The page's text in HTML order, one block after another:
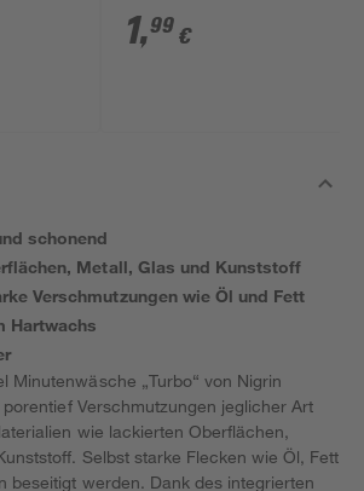
1,99 €
schonend
Metall, Glas und Kunststoff
Verschmutzungen wie Öl und Fett
Hartwachs
Minutenwäsche „Turbo“ von Nigrin
Verschmutzungen jeglicher Art
wie lackierten Oberflächen,
Selbst starke Flecken wie Öl, Fett
beseitigt werden. Dank des integrierten